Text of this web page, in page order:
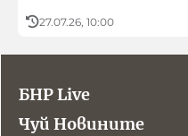
27.07.26, 10:00
БНР Live
Чуй Новините